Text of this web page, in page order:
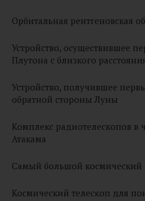
Орбитальная рентгеновская
Устройство, осуществившее
Плутона с близкого
Устройство, получившее
обратной стороны Луны
Комплекс радиотелескопов в
Атакама
Самый большой космический
Космический телескоп для